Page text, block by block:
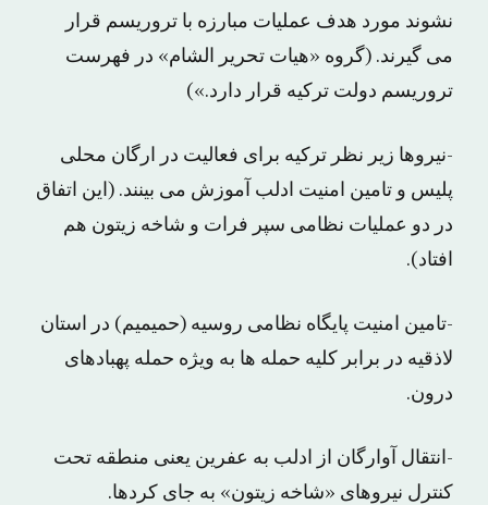
نشوند مورد هدف عملیات مبارزه با تروریسم قرار
می گیرند. (گروه «هیات تحریر الشام» در فهرست
تروریسم دولت ترکیه قرار دارد.»)
-نیروها زیر نظر ترکیه برای فعالیت در ارگان محلی
پلیس و تامین امنیت ادلب آموزش می بینند. (این اتفاق
در دو عملیات نظامی سپر فرات و شاخه زیتون هم
افتاد).
-تامین امنیت پایگاه نظامی روسیه (حمیمیم) در استان
لاذقیه در برابر کلیه حمله ها به ویژه حمله پهبادهای
درون.
-انتقال آوارگان از ادلب به عفرین یعنی منطقه تحت
کنترل نیروهای «شاخه زیتون» به جای کردها.